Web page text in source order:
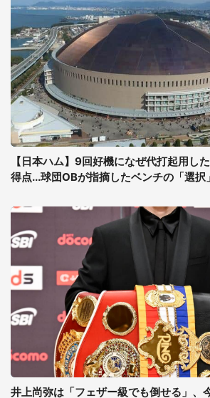
【日本ハム】9回好機になぜ代打起用し
得点...球団OBが指摘したベンチの「選択」
井上尚弥は「フェザー級でも倒せる」、